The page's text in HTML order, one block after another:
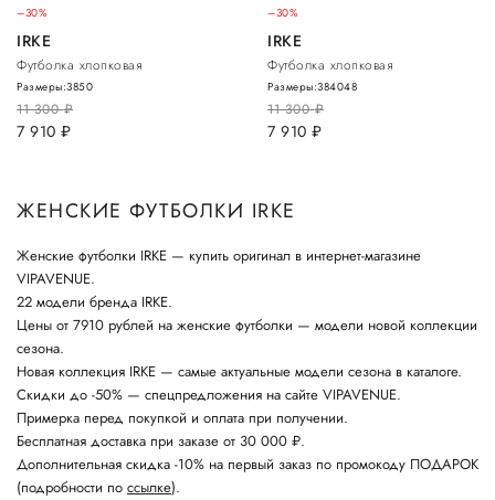
–30%
IRKE
Футболка хлопковая
11 300руб.
7 910 руб.
Размеры:3850
–30%
IRKE
Футболка хлопковая
11 300руб.
7 910 руб.
Размеры:384048
ЖЕНСКИЕ ФУТБОЛКИ IRKE
Женские футболки IRKE — купить оригинал в интернет-магазине
VIPAVENUE.
22 модели бренда IRKE.
Цены от 7910 рублей на женские футболки — модели новой коллекции
сезона.
Новая коллекция IRKE — самые актуальные модели сезона в каталоге.
Скидки до -50% — спецпредложения на сайте VIPAVENUE.
Примерка перед покупкой и оплата при получении.
Бесплатная доставка при заказе от 30 000 ₽.
Дополнительная скидка -10% на первый заказ по промокоду ПОДАРОК
(подробности по ссылке).